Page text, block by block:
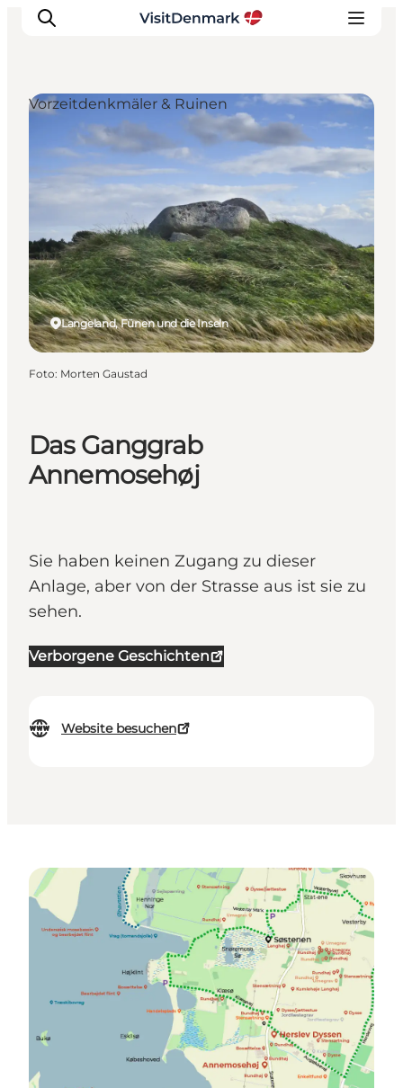
Inspiration
Regionen
Erlebnisse
Unterkünfte
Reiseplanung
Das Ganggrab
Annemosehøj
Sie haben keinen Zugang zu dieser
Anlage, aber von der Strasse aus ist sie zu
sehen.
Verborgene Geschichten
Website besuchen
Langeland, Fünen und die Inseln
Vorzeitdenkmäler & Ruinen
Foto: Morten Gaustad